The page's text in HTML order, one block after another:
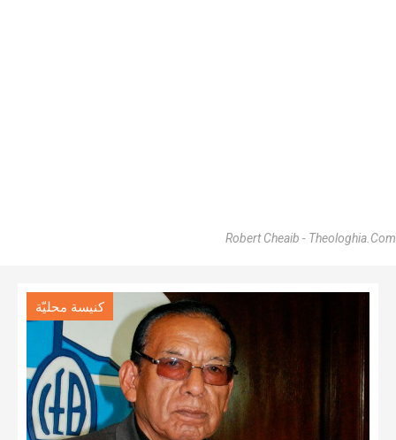
Robert Cheaib - Theologhia.com
كنيسة محليّة